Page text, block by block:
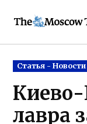
Posted
in
Статья - Новости
Киево-
лавра